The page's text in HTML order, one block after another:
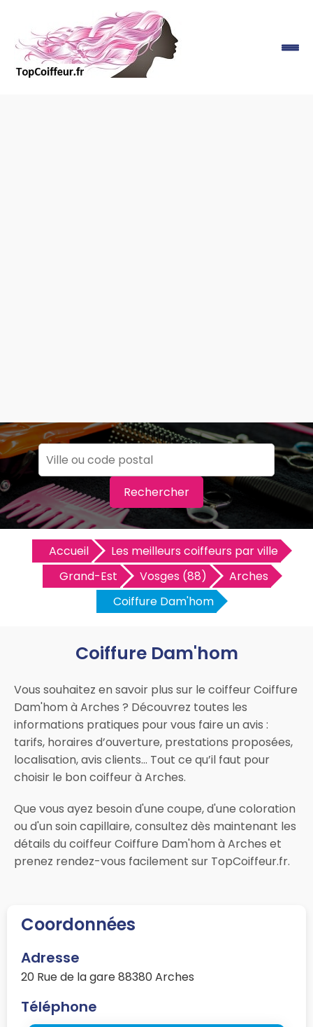
Rechercher
Accueil
Les meilleurs coiffeurs par ville
Grand-Est
Vosges (88)
Arches
Coiffure Dam'hom
Coiffure Dam'hom
Vous souhaitez en savoir plus sur le coiffeur Coiffure
Dam'hom à Arches ? Découvrez toutes les
informations pratiques pour vous faire un avis :
tarifs, horaires d’ouverture, prestations proposées,
localisation, avis clients… Tout ce qu’il faut pour
choisir le bon coiffeur à Arches.
Que vous ayez besoin d'une coupe, d'une coloration
ou d'un soin capillaire, consultez dès maintenant les
détails du coiffeur Coiffure Dam'hom à Arches et
prenez rendez-vous facilement sur TopCoiffeur.fr.
Coordonnées
Adresse
20 Rue de la gare 88380 Arches
Téléphone